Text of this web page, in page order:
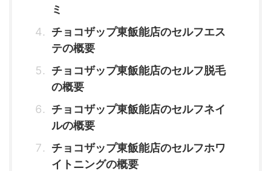
ミ
チョコザップ東飯能店のセルフエス
テの概要
チョコザップ東飯能店のセルフ脱毛
の概要
チョコザップ東飯能店のセルフネイ
ルの概要
チョコザップ東飯能店のセルフホワ
イトニングの概要